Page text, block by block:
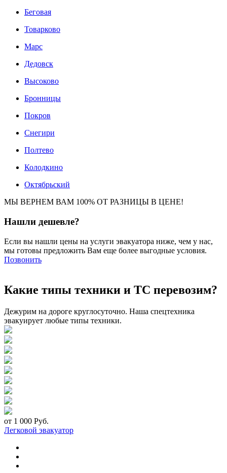
Беговая
Товарково
Марс
Дедовск
Высоково
Бронницы
Покров
Снегири
Полтево
Колодкино
Октябрьский
МЫ ВЕРНЕМ ВАМ 100% ОТ РАЗНИЦЫ В ЦЕНЕ!
Нашли дешевле?
Если вы нашли цены на услуги эвакуатора ниже, чем у нас,
мы готовы предложить Вам еще более выгодные условия.
Позвонить
Какие типы техники и ТС перевозим?
Дежурим на дороге круглосуточно. Наша спецтехника
эвакуирует любые типы техники.
от 1 000 Руб.
Легковой эвакуатор